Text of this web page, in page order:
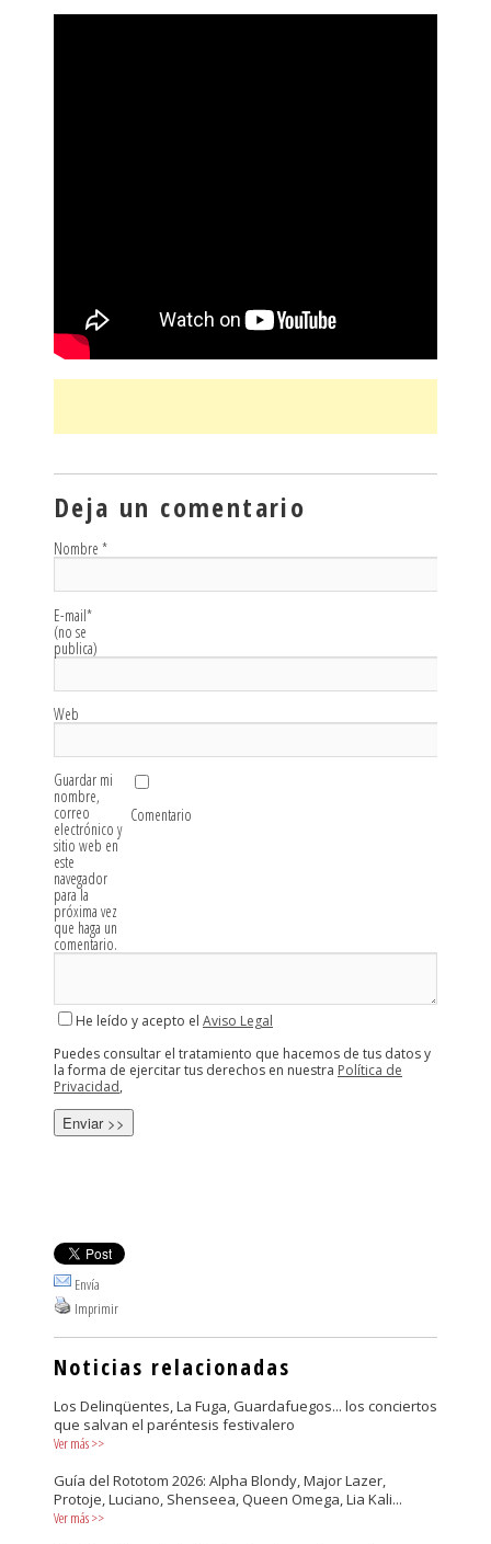
Deja un comentario
Nombre *
E-mail*
(no se
publica)
Web
Guardar mi
nombre,
correo
electrónico y
sitio web en
este
navegador
para la
próxima vez
que haga un
comentario.
Comentario
He leído y acepto el Aviso Legal
Puedes consultar el tratamiento que hacemos de tus datos y
la forma de ejercitar tus derechos en nuestra Política de
Privacidad,
Envía
Imprimir
Noticias relacionadas
Los Delinqüentes, La Fuga, Guardafuegos... los conciertos
que salvan el paréntesis festivalero
Ver más>>
Guía del Rototom 2026: Alpha Blondy, Major Lazer,
Protoje, Luciano, Shenseea, Queen Omega, Lia Kali...
Ver más>>